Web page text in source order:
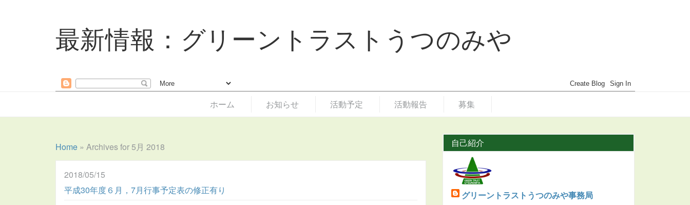
最新情報：グリーントラストうつのみや
ホーム お知らせ 活動予定 活動報告 募集
Home» Archives for 5月 2018
2018/05/15
平成30年度６月，7月行事予定表の修正有り
自己紹介
グリーントラストうつのみや事務局